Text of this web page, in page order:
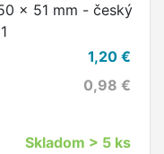
x 51 mm - český
1,20 €
0,98 €
Skladom > 5 ks